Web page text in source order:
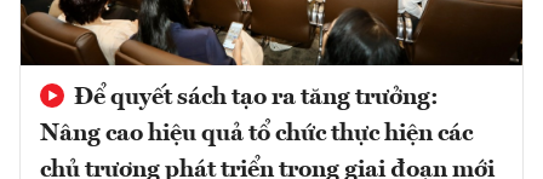
Để quyết sách tạo ra tăng trưởng:
Nâng cao hiệu quả tổ chức thực hiện các
chủ trương phát triển trong giai đoạn mới